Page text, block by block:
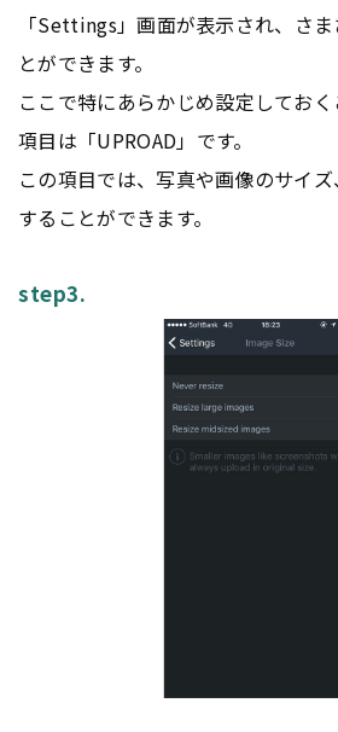
「Settings」画面が表示され、さ
とができます。
ここで特にあらかじめ設定してお
項目は「UPROAD」です。
この項目では、写真や画像のサイ
することができます。
step3.